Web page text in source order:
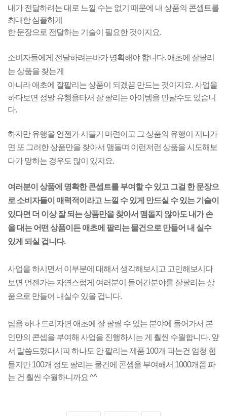
내가 전달하려는 대로 느낄 수는 없기 때문에 내 상품의 콘셉트를
최대한 심플하게
한 문장으로 전달하는 기술이 필요한 것이지요.
소비자들에게 전달하려는바가 명확해야 합니다. 애초에 잘팔리
는 상품을 찾는게
아니라 애초에 잘팔리는 상품이 되겠끔 만드는 것이지요. 사업을
하다보면 정말 유행을타서 잘 팔리는 아이템을 만날수도 있습니
다.
하지만 유행을 언젠가 시들기 마련이고 그 상품의 유행이 지나가
면 또 그러한 상품만을 찾아서 맴돌며 이런저런 상품을 시도해보
다가 망하는 경우도 많이 있지요.
여러분이 상품에 명확한 콘셉트를 부여할 수 있고 그걸 한 문장으
로 소비자들이 매력적이라고 느낄 수 있게 만드실 수 있는 기술이
있다면 더 이상 잘 되는 상품만을 찾아서 맴돌지 않아도 내가 손
을 대는 어떤 상품이든 애초에 팔리는 물건으로 만들어 내 실수
있게 되실 겁니다.
사업을 하시면서 이부분에 대해서 생각해보시고 고민해보시다
보면 언젠가는 자연스럽게 여러분이 들어간분야를 잘팔리는 상
품으로 만들어 내실수 있을 겁니다.
팁을 하나 드리자면 애초에 잘 팔릴 수 있는 분야에 들어가서 본
인만의 콘셉을 부여해 사업을 진행하시는 게 훨씬 수월합니다. 앞
서 말씀드렸다시피 하나도 안 팔리는 제품 100개 파는건 엄청 힘
들지만 100개 정도 팔리는 물건에 콘셉을 부여해서 1000개쯤 파
는 건 훨씬 수월하니까요 ^^